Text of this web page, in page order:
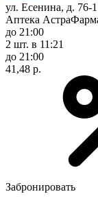
ул. Есенина, д. 76-
Аптека
до 21:00
2 шт. в 11:21
до 21:00
41,48 р.
Забронировать